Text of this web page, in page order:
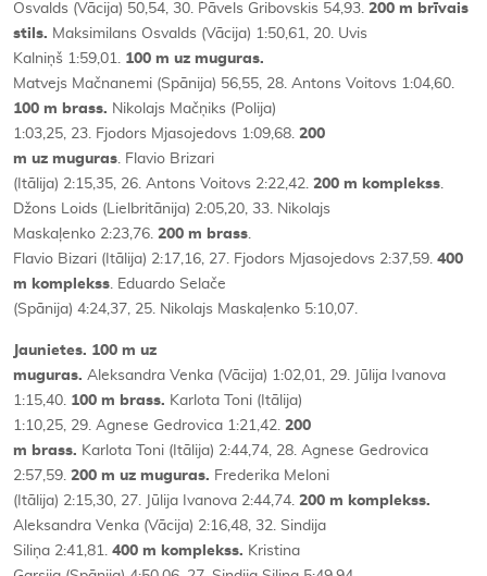
Osvalds (Vācija) 50,54, 30. Pāvels Gribovskis 54,93. 200 m brīvais
stils. Maksimilans Osvalds (Vācija) 1:50,61, 20. Uvis
Kalniņš 1:59,01. 100 m uz muguras.
Matvejs Mačnanemi (Spānija) 56,55, 28. Antons Voitovs 1:04,60.
100 m brass. Nikolajs Mačņiks (Polija)
1:03,25, 23. Fjodors Mjasojedovs 1:09,68. 200
m uz muguras. Flavio Brizari
(Itālija) 2:15,35, 26. Antons Voitovs 2:22,42. 200 m komplekss.
Džons Loids (Lielbritānija) 2:05,20, 33. Nikolajs
Maskaļenko 2:23,76. 200 m brass.
Flavio Bizari (Itālija) 2:17,16, 27. Fjodors Mjasojedovs 2:37,59. 400
m komplekss. Eduardo Selače
(Spānija) 4:24,37, 25. Nikolajs Maskaļenko 5:10,07.
Jaunietes. 100 m uz
muguras. Aleksandra Venka (Vācija) 1:02,01, 29. Jūlija Ivanova
1:15,40. 100 m brass. Karlota Toni (Itālija)
1:10,25, 29. Agnese Gedrovica 1:21,42. 200
m brass. Karlota Toni (Itālija) 2:44,74, 28. Agnese Gedrovica
2:57,59. 200 m uz muguras. Frederika Meloni
(Itālija) 2:15,30, 27. Jūlija Ivanova 2:44,74. 200 m komplekss.
Aleksandra Venka (Vācija) 2:16,48, 32. Sindija
Siliņa 2:41,81. 400 m komplekss. Kristina